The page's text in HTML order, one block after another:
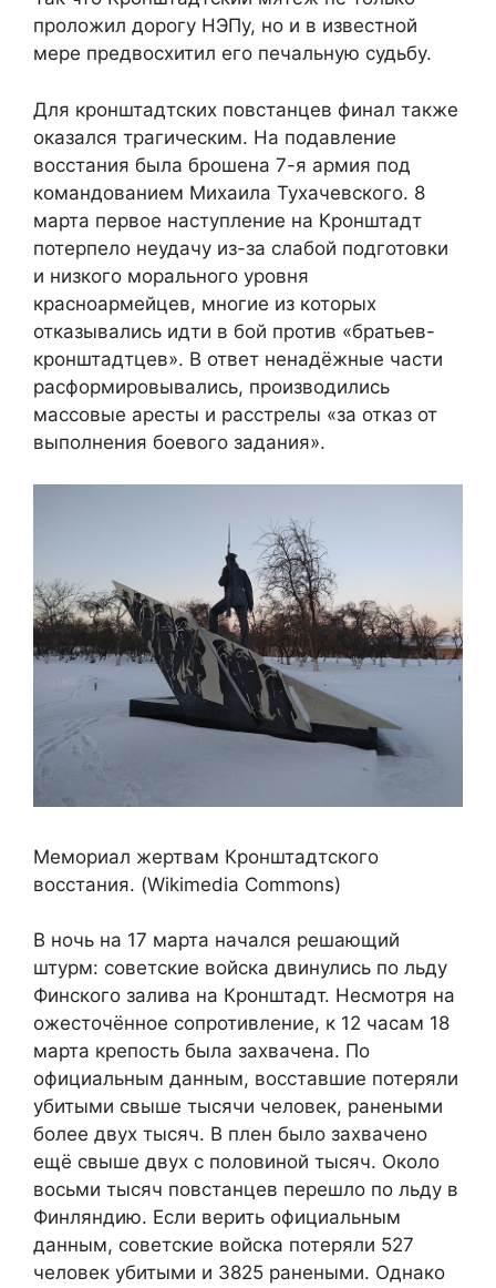
проложил дорогу НЭПу, но и в известной
мере предвосхитил его печальную судьбу.
Для кронштадтских повстанцев финал также
оказался трагическим. На подавление
восстания была брошена 7-я армия под
командованием Михаила Тухачевского. 8
марта первое наступление на Кронштадт
потерпело неудачу из-за слабой подготовки
и низкого морального уровня
красноармейцев, многие из которых
отказывались идти в бой против «братьев-
кронштадтцев». В ответ ненадёжные части
расформировывались, производились
массовые аресты и расстрелы «за отказ от
выполнения боевого задания».
Мемориал жертвам Кронштадтского
восстания. (Wikimedia Commons)
В ночь на 17 марта начался решающий
штурм: советские войска двинулись по льду
Финского залива на Кронштадт. Несмотря на
ожесточённое сопротивление, к 12 часам 18
марта крепость была захвачена. По
официальным данным, восставшие потеряли
убитыми свыше тысячи человек, ранеными
более двух тысяч. В плен было захвачено
ещё свыше двух с половиной тысяч. Около
восьми тысяч повстанцев перешло по льду в
Финляндию. Если верить официальным
данным, советские войска потеряли 527
человек убитыми и 3825 ранеными. Однако